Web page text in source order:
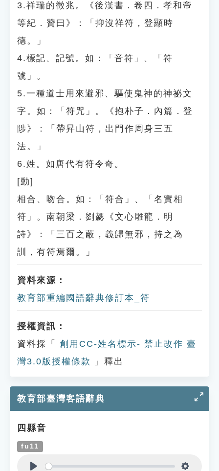
3.祥瑞的徵兆。《後漢書．卷四．孝和帝
等紀．贊曰》：「抑沒祥符，登顯時
德。」
4.標記、記號。如：「音符」、「符
號」。
5.一種道士用來避邪、驅使鬼神的神祕文
字。如：「符咒」。《抱朴子．內篇．登
陟》：「帶昇山符，出門作周身三五
法。」
6.姓。如唐代有符令奇。
[動]
相合、吻合。如：「符合」、「名實相
符」。南朝梁．劉勰《文心雕龍．明
詩》：「三百之蔽，義歸無邪，持之為
訓，有符焉爾。」
資料來源：
教育部重編國語辭典修訂本_符
授權資訊：
資料採「
創用CC-姓名標示- 禁止改作 臺
灣3.0版授權條款
」釋出
教育部臺灣客語辭典
四縣音
fu11